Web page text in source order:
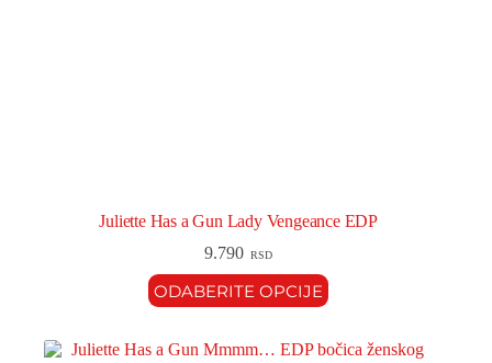
Juliette Has a Gun Lady Vengeance EDP
9.790 RSD
ODABERITE OPCIJE